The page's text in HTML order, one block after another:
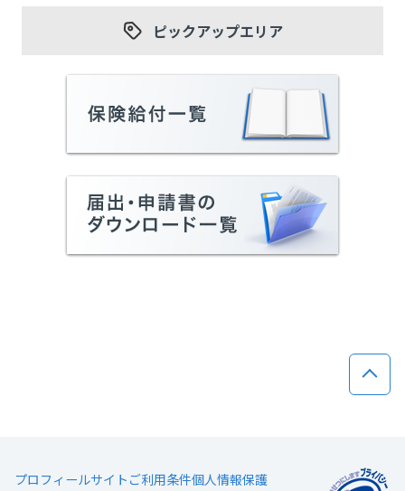
ピックアップエリア
ページ
プロフィールサイトご利用条件個人情報保護